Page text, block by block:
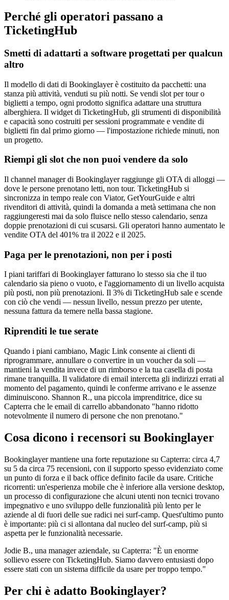
Perché gli operatori passano a
TicketingHub
Smetti di adattarti a software progettati per qualcun
altro
Il modello di dati di Bookinglayer è costituito da pacchetti: una
stanza più attività, venduti su più notti. Se vendi slot per tour o
biglietti a tempo, ogni prodotto significa adattare una struttura
alberghiera. Il widget di TicketingHub, gli strumenti di disponibilità
e capacità sono costruiti per sessioni programmate e vendite di
biglietti fin dal primo giorno — l'impostazione richiede minuti, non
un progetto.
Riempi gli slot che non puoi vendere da solo
Il channel manager di Bookinglayer raggiunge gli OTA di alloggi —
dove le persone prenotano letti, non tour. TicketingHub si
sincronizza in tempo reale con Viator, GetYourGuide e altri
rivenditori di attività, quindi la domanda a metà settimana che non
raggiungeresti mai da solo fluisce nello stesso calendario, senza
doppie prenotazioni di cui scusarsi. Gli operatori hanno aumentato le
vendite OTA del 401% tra il 2022 e il 2025.
Paga per le prenotazioni, non per i posti
I piani tariffari di Bookinglayer fatturano lo stesso sia che il tuo
calendario sia pieno o vuoto, e l'aggiornamento di un livello acquista
più posti, non più prenotazioni. Il 3% di TicketingHub sale e scende
con ciò che vendi — nessun livello, nessun prezzo per utente,
nessuna fattura da temere nella bassa stagione.
Riprenditi le tue serate
Quando i piani cambiano, Magic Link consente ai clienti di
riprogrammare, annullare o convertire in un voucher da soli —
mantieni la vendita invece di un rimborso e la tua casella di posta
rimane tranquilla. Il validatore di email intercetta gli indirizzi errati al
momento del pagamento, quindi le conferme arrivano e le assenze
diminuiscono. Shannon R., una piccola imprenditrice, dice su
Capterra che le email di carrello abbandonato "hanno ridotto
notevolmente il numero di persone che non prenotano."
Cosa dicono i recensori su Bookinglayer
Bookinglayer mantiene una forte reputazione su Capterra: circa 4,7
su 5 da circa 75 recensioni, con il supporto spesso evidenziato come
un punto di forza e il back office definito facile da usare. Critiche
ricorrenti: un'esperienza mobile che è inferiore alla versione desktop,
un processo di configurazione che alcuni utenti non tecnici trovano
impegnativo e uno sviluppo delle funzionalità più lento per le
aziende al di fuori delle sue radici nei surf-camp. Quest'ultimo punto
è importante: più ci si allontana dal nucleo del surf-camp, più si
aspetta per le funzionalità necessarie.
Jodie B., una manager aziendale, su Capterra: "È un enorme
sollievo essere con TicketingHub. Siamo davvero entusiasti dopo
essere stati con un sistema difficile da usare per troppo tempo."
Per chi è adatto Bookinglayer?